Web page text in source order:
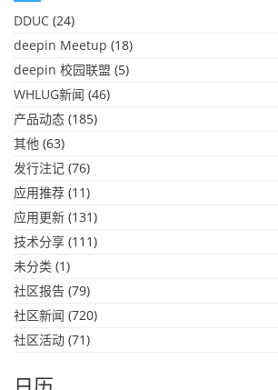
DDUC (24)
deepin Meetup (18)
deepin 校园联盟 (5)
WHLUG新闻 (46)
产品动态 (185)
其他 (63)
发行注记 (76)
应用推荐 (11)
应用更新 (131)
技术分享 (111)
未分类 (1)
社区报告 (79)
社区新闻 (720)
社区活动 (71)